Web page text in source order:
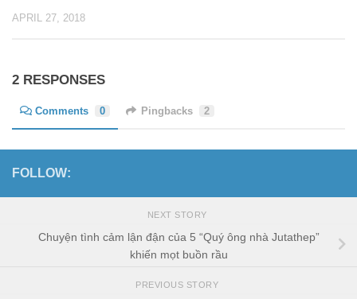
APRIL 27, 2018
2 RESPONSES
Comments 0 Pingbacks 2
FOLLOW:
NEXT STORY
Chuyện tình cảm lận đận của 5 “Quý ông nhà Jutathep”
khiến mọt buồn rầu
PREVIOUS STORY